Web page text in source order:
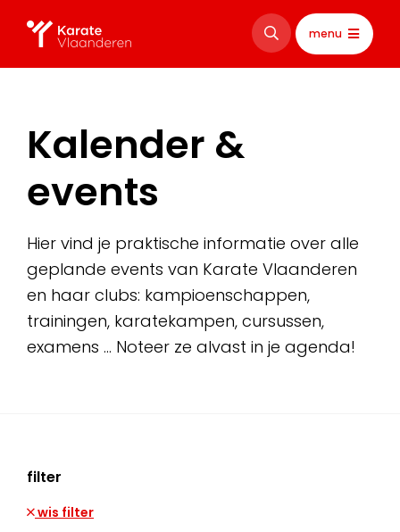
menu
Kalender &
events
Hier vind je praktische informatie over alle
geplande events van Karate Vlaanderen
en haar clubs: kampioenschappen,
trainingen, karatekampen, cursussen,
examens … Noteer ze alvast in je agenda!
filter
wis filter